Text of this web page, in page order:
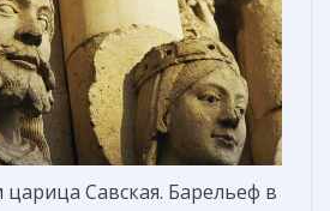
Савская. Барельеф в